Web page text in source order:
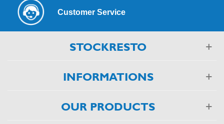
Customer Service
STOCKRESTO
INFORMATIONS
OUR PRODUCTS